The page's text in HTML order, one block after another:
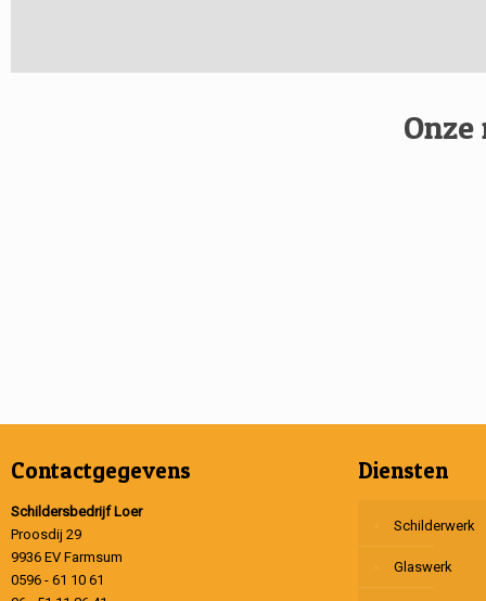
Contactgegevens
Schildersbedrijf Loer
Proosdij 29
9936 EV Farmsum
0596 - 61 10 61
Diensten
Schilderwerk
Glaswerk